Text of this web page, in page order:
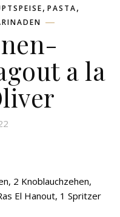
, PASTA,
a la
2 Knoblauchzehen,
El Hanout, 1 Spritzer